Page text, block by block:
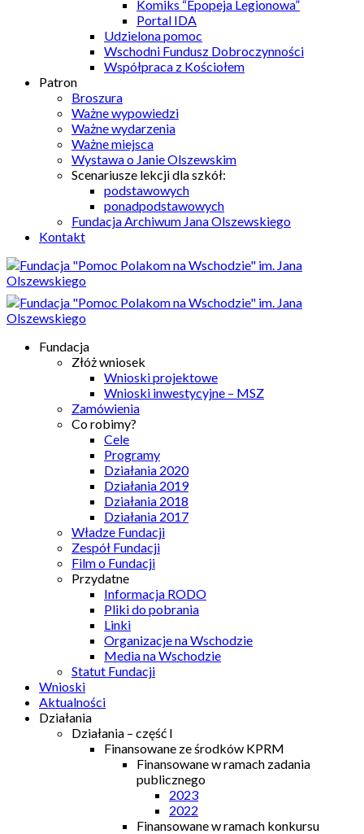
Komiks “Epopeja Legionowa”
Portal IDA
Udzielona pomoc
Wschodni Fundusz Dobroczynności
Współpraca z Kościołem
Patron
Broszura
Ważne wypowiedzi
Ważne wydarzenia
Ważne miejsca
Wystawa o Janie Olszewskim
Scenariusze lekcji dla szkół:
podstawowych
ponadpodstawowych
Fundacja Archiwum Jana Olszewskiego
Kontakt
Fundacja
Złóż wniosek
Wnioski projektowe
Wnioski inwestycyjne – MSZ
Zamówienia
Co robimy?
Cele
Programy
Działania 2020
Działania 2019
Działania 2018
Działania 2017
Władze Fundacji
Zespół Fundacji
Film o Fundacji
Przydatne
Informacja RODO
Pliki do pobrania
Linki
Organizacje na Wschodzie
Media na Wschodzie
Statut Fundacji
Wnioski
Aktualności
Działania
Działania – część I
Finansowane ze środków KPRM
Finansowane w ramach zadania
publicznego
2023
2022
Finansowane w ramach konkursu